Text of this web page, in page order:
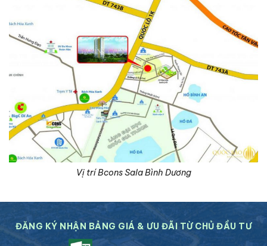
Vị trí Bcons Sala Bình Dương
ĐĂNG KÝ NHẬN BẢNG GIÁ & ƯU ĐÃI TỪ CHỦ ĐẦU TƯ